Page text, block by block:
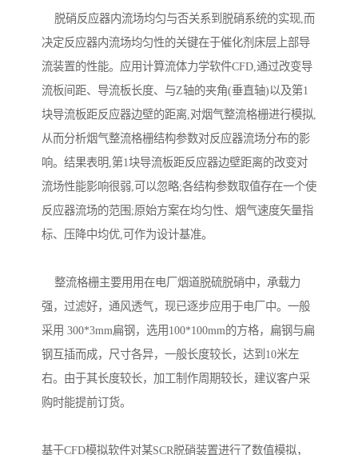
脱硝反应器内流场均匀与否关系到脱硝系统的实现,而
决定反应器内流场均匀性的关键在于催化剂床层上部导
流装置的性能。应用计算流体力学软件CFD,通过改变导
流板间距、导流板长度、与Z轴的夹角(垂直轴)以及第1
块导流板距反应器边壁的距离,对烟气整流格栅进行模拟,
从而分析烟气整流格栅结构参数对反应器流场分布的影
响。结果表明,第1块导流板距反应器边壁距离的改变对
流场性能影响很弱,可以忽略;各结构参数取值存在一个使
反应器流场的范围;原始方案在均匀性、烟气速度矢量指
标、压降中均优,可作为设计基准。
整流格栅主要用用在电厂烟道脱硫脱硝中，承载力
强，过滤好，通风透气，现已逐步应用于电厂中。一般
采用 300*3mm扁钢，选用100*100mm的方格，扁钢与扁
钢互插而成，尺寸各异，一般长度较长，达到10米左
右。由于其长度较长，加工制作周期较长，建议客户采
购时能提前订货。
基于CFD模拟软件对某SCR脱硝装置进行了数值模拟，